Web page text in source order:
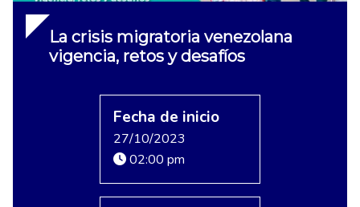
La crisis migratoria venezolana
vigencia, retos y desafíos
Fecha de inicio
27/10/2023
02:00 pm